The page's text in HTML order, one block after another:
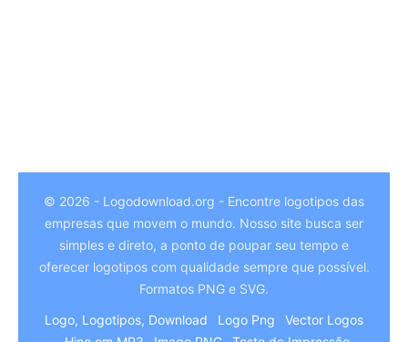
© 2026 - Logodownload.org - Encontre logotipos das
empresas que movem o mundo. Nosso site busca ser
simples e direto, a ponto de poupar seu tempo e
oferecer logotipos com qualidade sempre que possível.
Formatos PNG e SVG.
Logo, Logotipos, Download
Logo Png
Vector Logos
Italian
Hindi
German